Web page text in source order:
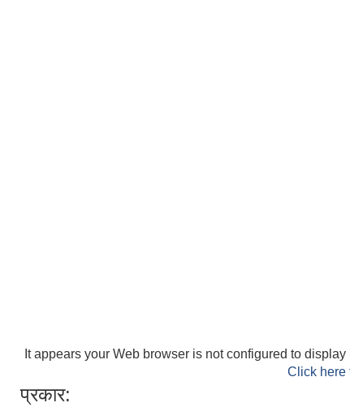
It appears your Web browser is not configured to display
Click here
प्रकार: